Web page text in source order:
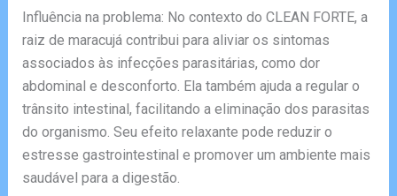
Influência na problema: No contexto do CLEAN FORTE, a
raiz de maracujá contribui para aliviar os sintomas
associados às infecções parasitárias, como dor
abdominal e desconforto. Ela também ajuda a regular o
trânsito intestinal, facilitando a eliminação dos parasitas
do organismo. Seu efeito relaxante pode reduzir o
estresse gastrointestinal e promover um ambiente mais
saudável para a digestão.